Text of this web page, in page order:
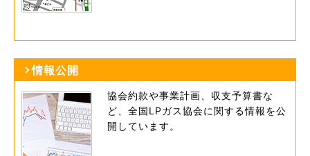
情報公開
協会約款や事業計画、収支予算書な
ど、全国LPガス協会に関する情報を公
開しています。